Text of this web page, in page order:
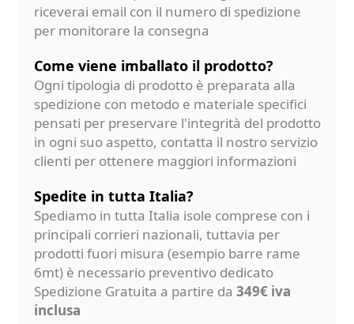
riceverai email con il numero di spedizione
per monitorare la consegna
Come viene imballato il prodotto?
Ogni tipologia di prodotto è preparata alla
spedizione con metodo e materiale specifici
pensati per preservare l'integrità del prodotto
in ogni suo aspetto, contatta il nostro servizio
clienti per ottenere maggiori informazioni
Spedite in tutta Italia?
Spediamo in tutta Italia isole comprese con i
principali corrieri nazionali, tuttavia per
prodotti fuori misura (esempio barre rame
6mt) è necessario preventivo dedicato
Spedizione Gratuita a partire da 349€ iva
inclusa